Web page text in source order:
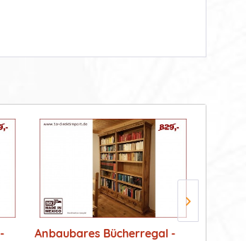
Anbaubares Bücherregal -